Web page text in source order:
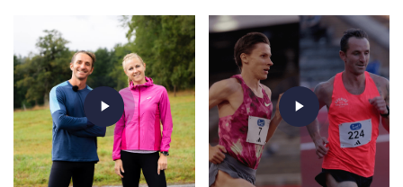
play_arrow play_arrow